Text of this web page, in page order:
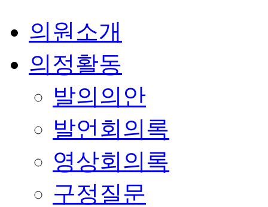
의원소개
의정활동
발의의안
발언회의록
영상회의록
구정질문